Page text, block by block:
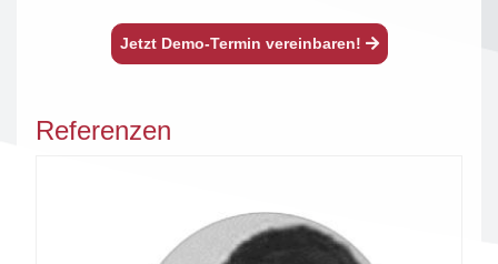
Jetzt Demo-Termin vereinbaren!
Referenzen